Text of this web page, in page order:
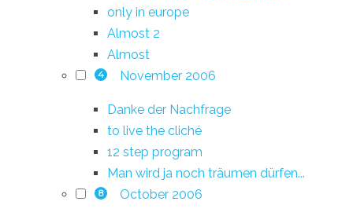
only in europe
Almost 2
Almost
4 November 2006
Danke der Nachfrage
to live the cliché
12 step program
Man wird ja noch träumen dürfen...
8 October 2006